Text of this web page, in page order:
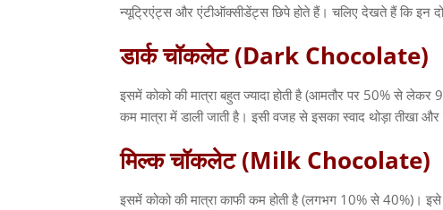
न्यूट्रिएंट्स और एंटीऑक्सीडेंट्स छिपे होते हैं। चलिए देखते हैं कि इन
डार्कचॉकलेट(Dark Chocolate)
इसमें कोको की मात्रा बहुत ज्यादा होती है(आमतौर पर 50%से लेकर
कम मात्रा में डाली जाती है। इसी वजह से इसका स्वाद थोड़ा तीखा और
मिल्कचॉकलेट(Milk Chocolate)
इसमें कोको की मात्रा काफी कम होती है(लगभग 10%से 40%) । इसे